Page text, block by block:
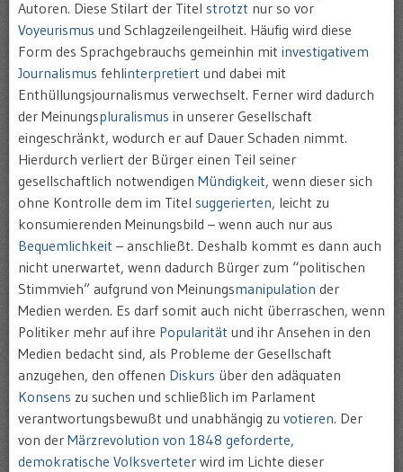
Autoren. Diese Stilart der Titel strotzt nur so vor
Voyeurismus und Schlagzeilengeilheit. Häufig wird diese
Form des Sprachgebrauchs gemeinhin mit investigativem
Journalismus fehlinterpretiert und dabei mit
Enthüllungsjournalismus verwechselt. Ferner wird dadurch
der Meinungspluralismus in unserer Gesellschaft
eingeschränkt, wodurch er auf Dauer Schaden nimmt.
Hierdurch verliert der Bürger einen Teil seiner
gesellschaftlich notwendigen Mündigkeit, wenn dieser sich
ohne Kontrolle dem im Titel suggerierten, leicht zu
konsumierenden Meinungsbild – wenn auch nur aus
Bequemlichkeit – anschließt. Deshalb kommt es dann auch
nicht unerwartet, wenn dadurch Bürger zum “politischen
Stimmvieh” aufgrund von Meinungsmanipulation der
Medien werden. Es darf somit auch nicht überraschen, wenn
Politiker mehr auf ihre Popularität und ihr Ansehen in den
Medien bedacht sind, als Probleme der Gesellschaft
anzugehen, den offenen Diskurs über den adäquaten
Konsens zu suchen und schließlich im Parlament
verantwortungsbewußt und unabhängig zu votieren. Der
von der Märzrevolution von 1848 geforderte,
demokratische Volksverteter wird im Lichte dieser